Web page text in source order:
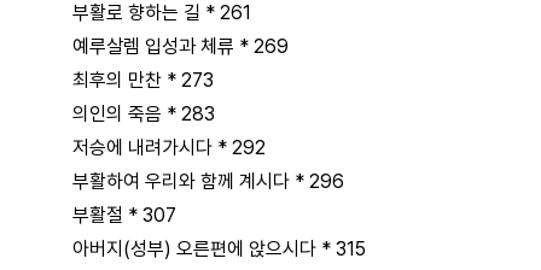
부활로 향하는 길 * 261
예루살렘 입성과 체류 * 269
최후의 만찬 * 273
의인의 죽음 * 283
저승에 내려가시다 * 292
부활하여 우리와 함께 계시다 * 296
부활절 * 307
아버지(성부) 오른편에 앉으시다 * 315